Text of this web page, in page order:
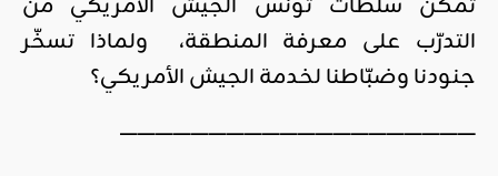
التدرّب على معرفة المنطقة، ولماذا تسخّر
جنودنا وضبّاطنا لخدمة الجيش الأمريكي؟
————————————————————